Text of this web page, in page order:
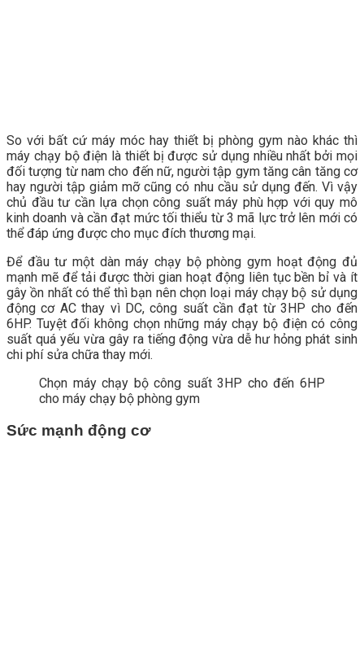
So với bất cứ máy móc hay thiết bị phòng gym nào khác thì
máy chạy bộ điện là thiết bị được sử dụng nhiều nhất bởi mọi
đối tượng từ nam cho đến nữ, người tập gym tăng cân tăng cơ
hay người tập giảm mỡ cũng có nhu cầu sử dụng đến. Vì vậy
chủ đầu tư cần lựa chọn công suất máy phù hợp với quy mô
kinh doanh và cần đạt mức tối thiểu từ 3 mã lực trở lên mới có
thể đáp ứng được cho mục đích thương mại.
Để đầu tư một dàn máy chạy bộ phòng gym hoạt động đủ
mạnh mẽ để tải được thời gian hoạt động liên tục bền bỉ và ít
gây ồn nhất có thể thì bạn nên chọn loại máy chạy bộ sử dụng
động cơ AC thay vì DC, công suất cần đạt từ 3HP cho đến
6HP. Tuyệt đối không chọn những máy chạy bộ điện có công
suất quá yếu vừa gây ra tiếng động vừa dễ hư hỏng phát sinh
chi phí sửa chữa thay mới.
Chọn máy chạy bộ công suất3HP cho đến 6HP
cho máy chạy bộ phòng gym
Sức mạnh động cơ